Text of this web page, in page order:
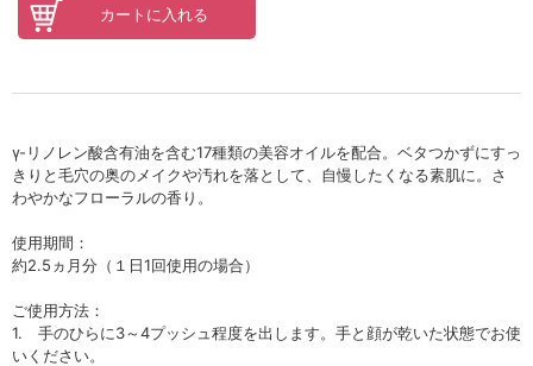
オンラインレッスンチケット
γ-リノレン酸含有油を含む17種類の美容オイルを配合。ベタつかずにすっ
きりと毛穴の奥のメイクや汚れを落として、自慢したくなる素肌に。さ
わやかなフローラルの香り。
使用期間：
約2.5ヵ月分（１日1回使用の場合）
ご使用方法：
1. 手のひらに3～4プッシュ程度を出します。手と顔が乾いた状態でお使
いください。